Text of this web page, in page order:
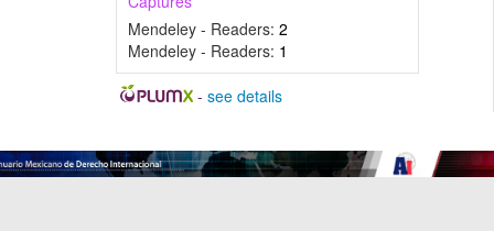
Mendeley - Readers: 2
Mendeley - Readers: 1
- see details